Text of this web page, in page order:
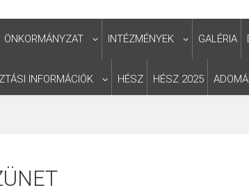
ÖNKORMÁNYZAT INTÉZMÉNYEK GALÉRIA
INFORMÁCIÓK HÉSZ HÉSZ 2025